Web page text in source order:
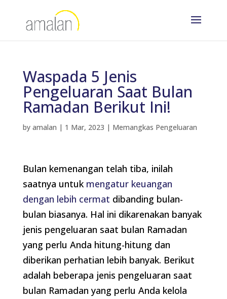
Waspada 5 Jenis
Pengeluaran Saat Bulan
Ramadan Berikut Ini!
by amalan | 1 Mar, 2023 | Memangkas Pengeluaran
Bulan kemenangan telah tiba, inilah
saatnya untuk mengatur keuangan
dengan lebih cermat dibanding bulan-
bulan biasanya. Hal ini dikarenakan banyak
jenis pengeluaran saat bulan Ramadan
yang perlu Anda hitung-hitung dan
diberikan perhatian lebih banyak. Berikut
adalah beberapa jenis pengeluaran saat
bulan Ramadan yang perlu Anda kelola